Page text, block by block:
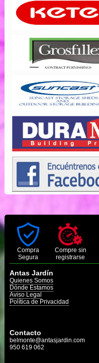
Compra
Segura
Compre sin
registrarse
Antas Jardín
Quienes Somos
Dónde Estamos
Aviso Legal
Política de Privacidad
Contacto
belmonte@antasjardin.com
950 619 062